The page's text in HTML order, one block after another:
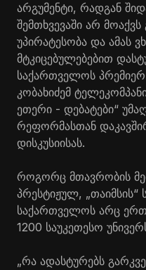
არგუმენტი, რადგან
შემთხვევაში არ
უპირატესობა და ამას
მტკიცებულებებით
საქართველოს
კობახიძემ
ეთერი - დებატები“
რეფორმასთან
დისკუსიისას.
როგორც მთავრობის
პრესტიჟულ,
საქართველოს არც
1200 საუკეთესო
„რა ადასტურებს